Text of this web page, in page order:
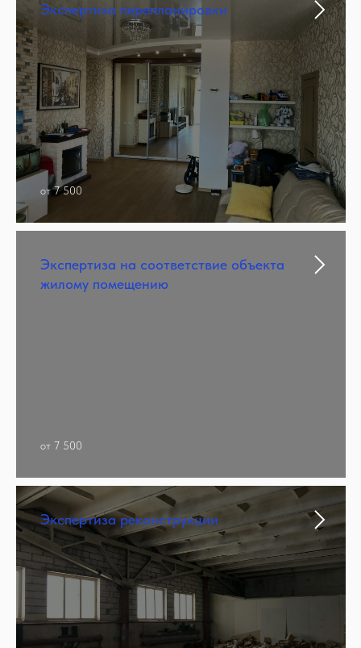
Экспертиза перепланировки
от 7 500
Экспертиза на соответствие объекта
жилому помещению
от 7 500
Экспертиза реконструкции